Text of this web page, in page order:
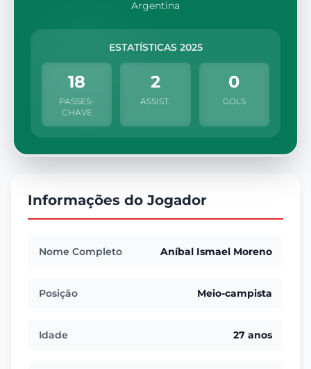
Argentina
ESTATÍSTICAS 2025
18
PASSES-
CHAVE
2
ASSIST.
0
GOLS
Informações do Jogador
Nome Completo Aníbal Ismael Moreno
Posição Meio-campista
Idade 27 anos